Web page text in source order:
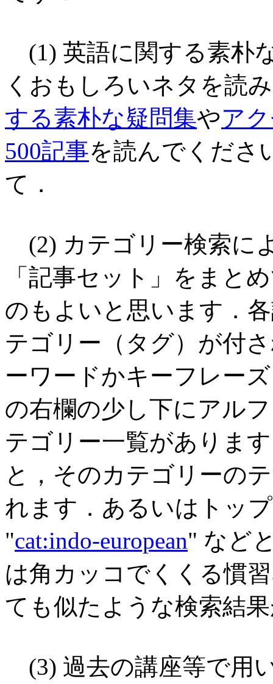
(1) 英語に関する素朴
くおもしろいネタを読
する素朴な疑問集やア
500記事を読んでくださ
て．
(2) カテゴリー検索に
「記事セット」をまと
のもよいと思います．
テゴリー（タグ）が付
ーワードかキーフレー
の右欄の少し下にアル
テゴリー一覧がありま
と，そのカテゴリーの
れます．あるいはトッ
"cat:indo-european" など
は角カッコでくくる慣
ても似たような検索結
(3) 過去の講座等で用